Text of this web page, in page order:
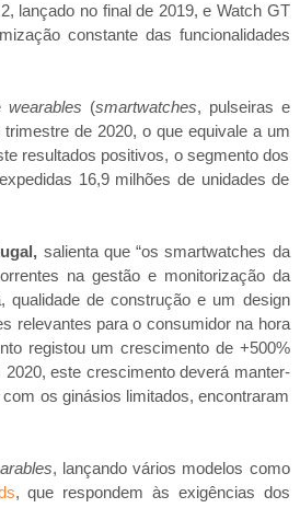
lançado no final de 2019, e Watch GT
constante das funcionalidades
wearables (smartwatches, pulseiras e
de 2020, o que equivale a um
resultados positivos, o segmento dos
16,9 milhões de unidades de
salienta que “os smartwatches da
na gestão e monitorização da
de construção e um design
relevantes para o consumidor na hora
registou um crescimento de +500%
este crescimento deverá manter-
os ginásios limitados, encontraram
, lançando vários modelos como
, que respondem às exigências dos